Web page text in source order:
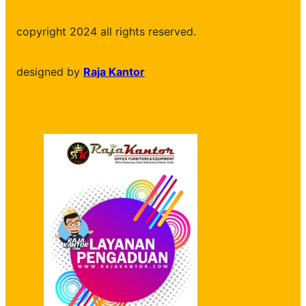
copyright 2024 all rights reserved.
designed by Raja Kantor